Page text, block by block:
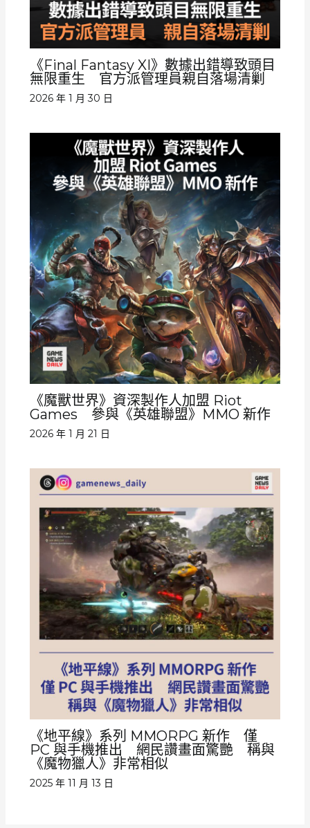
《Final Fantasy XI》數據出錯導致頭目
無限重生 官方派管理員親自落場清剿
2026 年 1 月 30 日
《魔獸世界》資深製作人加盟 Riot
Games 參與《英雄聯盟》MMO 新作
2026 年 1 月 21 日
《地平線》系列 MMORPG 新作 僅
PC 與手機推出 網民讚畫面驚艷 稱與
《魔物獵人》非常相似
2025 年 11 月 13 日